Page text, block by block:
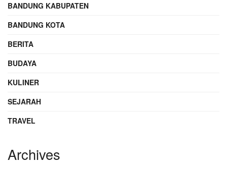
BANDUNG KABUPATEN
BANDUNG KOTA
BERITA
BUDAYA
KULINER
SEJARAH
TRAVEL
Archives